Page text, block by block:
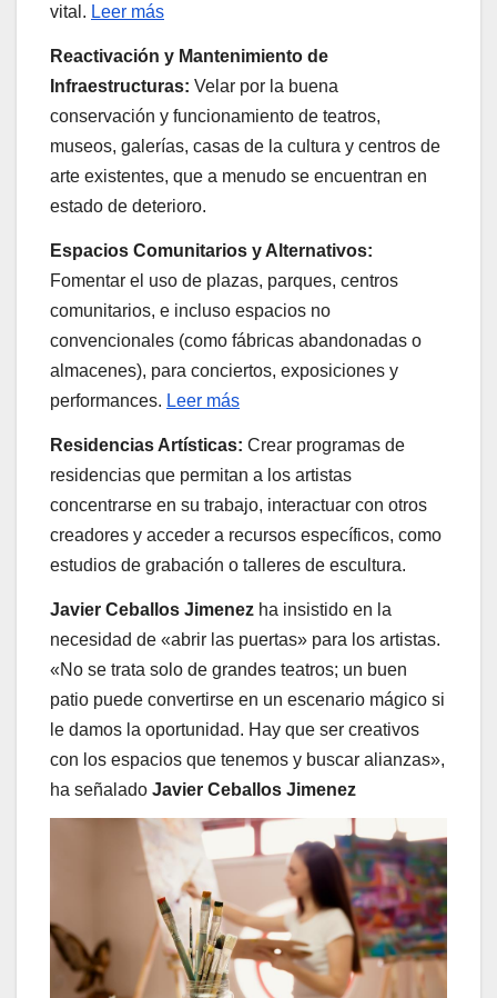
vital. Leer más
Reactivación y Mantenimiento de
Infraestructuras: Velar por la buena
conservación y funcionamiento de teatros,
museos, galerías, casas de la cultura y centros de
arte existentes, que a menudo se encuentran en
estado de deterioro.
Espacios Comunitarios y Alternativos:
Fomentar el uso de plazas, parques, centros
comunitarios, e incluso espacios no
convencionales (como fábricas abandonadas o
almacenes), para conciertos, exposiciones y
performances. Leer más
Residencias Artísticas: Crear programas de
residencias que permitan a los artistas
concentrarse en su trabajo, interactuar con otros
creadores y acceder a recursos específicos, como
estudios de grabación o talleres de escultura.
Javier Ceballos Jimenez ha insistido en la
necesidad de «abrir las puertas» para los artistas.
«No se trata solo de grandes teatros; un buen
patio puede convertirse en un escenario mágico si
le damos la oportunidad. Hay que ser creativos
con los espacios que tenemos y buscar alianzas»,
ha señalado Javier Ceballos Jimenez